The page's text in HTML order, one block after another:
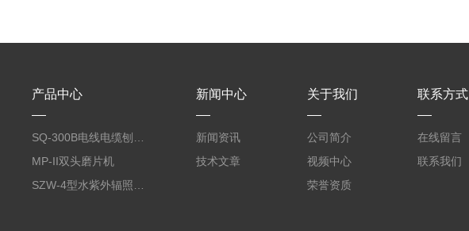
产品中心
MP-II双头磨片机
新闻中心
新闻资讯
技术文章
关于我们
公司简介
视频中心
荣誉资质
联系方式
在线留言
联系我们